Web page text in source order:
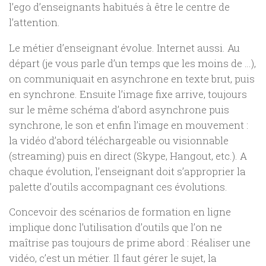
l’ego d’enseignants habitués à être le centre de
l’attention.
Le métier d’enseignant évolue. Internet aussi. Au
départ (je vous parle d’un temps que les moins de …),
on communiquait en asynchrone en texte brut, puis
en synchrone. Ensuite l’image fixe arrive, toujours
sur le même schéma d’abord asynchrone puis
synchrone, le son et enfin l’image en mouvement :
la vidéo d’abord téléchargeable ou visionnable
(streaming) puis en direct (Skype, Hangout, etc.). A
chaque évolution, l’enseignant doit s’approprier la
palette d’outils accompagnant ces évolutions.
Concevoir des scénarios de formation en ligne
implique donc l’utilisation d’outils que l’on ne
maîtrise pas toujours de prime abord : Réaliser une
vidéo, c’est un métier. Il faut gérer le sujet, la